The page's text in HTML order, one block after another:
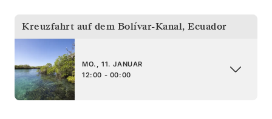
Kreuzfahrt auf dem Bolívar-Kanal, Ecuador
MO., 11. JANUAR
12:00 - 00:00